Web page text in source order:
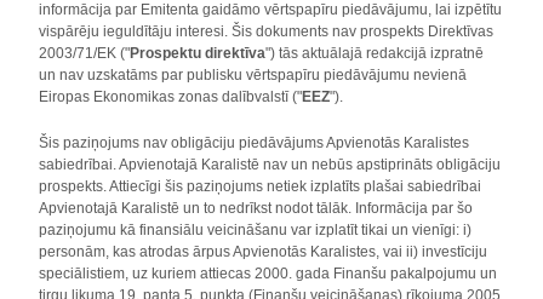
informācija par Emitenta gaidāmo vērtspapīru piedāvājumu, lai izpētītu
vispārēju ieguldītāju interesi. Šis dokuments nav prospekts Direktīvas
2003/71/EK ("Prospektu direktīva") tās aktuālajā redakcijā izpratnē
un nav uzskatāms par publisku vērtspapīru piedāvājumu nevienā
Eiropas Ekonomikas zonas dalībvalstī ("EEZ").
Šis paziņojums nav obligāciju piedāvājums Apvienotās Karalistes
sabiedrībai. Apvienotajā Karalistē nav un nebūs apstiprināts obligāciju
prospekts. Attiecīgi šis paziņojums netiek izplatīts plašai sabiedrībai
Apvienotajā Karalistē un to nedrīkst nodot tālāk. Informācija par šo
paziņojumu kā finansiālu veicināšanu var izplatīt tikai un vienīgi: i)
personām, kas atrodas ārpus Apvienotās Karalistes, vai ii) investīciju
speciālistiem, uz kuriem attiecas 2000. gada Finanšu pakalpojumu un
tirgu likuma 19. panta 5. punkta (Finanšu veicināšanas) rīkojuma 2005